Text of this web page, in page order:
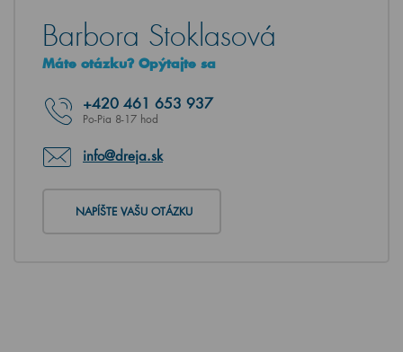
Barbora Stoklasová
Máte otázku? Opýtajte sa
+420 461 653 937
Po-Pia 8-17 hod
info@dreja.sk
NAPÍŠTE VAŠU OTÁZKU